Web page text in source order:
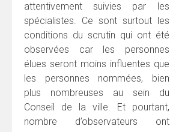
attentivement suivies par les
spécialistes. Ce sont surtout les
conditions du scrutin qui ont été
observées car les personnes
élues seront moins influentes que
les personnes nommées, bien
plus nombreuses au sein du
Conseil de la ville. Et pourtant,
nombre d’observateurs ont